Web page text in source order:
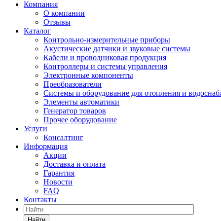
Компания
О компании
Отзывы
Каталог
Контрольно-измерительные приборы
Акустические датчики и звуковые системы
Кабели и проводниковая продукция
Контроллеры и системы управления
Электронные компоненты
Преобразователи
Системы и оборудование для отопления и
Элементы автоматики
Генератор товаров
Прочее оборудование
Услуги
Консалтинг
Информация
Акции
Доставка и оплата
Гарантия
Новости
FAQ
Контакты